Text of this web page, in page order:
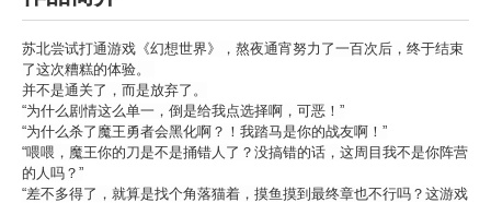
苏北尝试打通游戏《幻想世界》，熬夜通宵努力了一百次后，终于结束
了这次糟糕的体验。
并不是通关了，而是放弃了。
“为什么剧情这么单一，倒是给我点选择啊，可恶！”
“为什么杀了魔王勇者会黑化啊？！我踏马是你的战友啊！”
“喂喂，魔王你的刀是不是捅错人了？没搞错的话，这周目我不是你阵营
的人吗？”
“差不多得了，就算是找个角落猫着，摸鱼摸到最终章也不行吗？这游戏